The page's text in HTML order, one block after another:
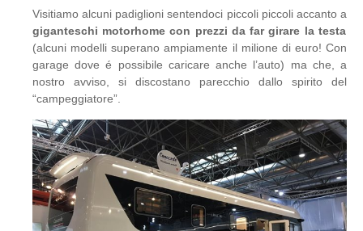
Visitiamo alcuni padiglioni sentendoci piccoli piccoli accanto a
giganteschi motorhome con prezzi da far girare la testa
(alcuni modelli superano ampiamente il milione di euro! Con
garage dove é possibile caricare anche l’auto) ma che, a
nostro avviso, si discostano parecchio dallo spirito del
“campeggiatore”.